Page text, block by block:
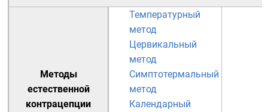
Методы
естественной
контрацепции
Температурный
метод
Цервикальный
метод
Симптотермальный
метод
Календарный